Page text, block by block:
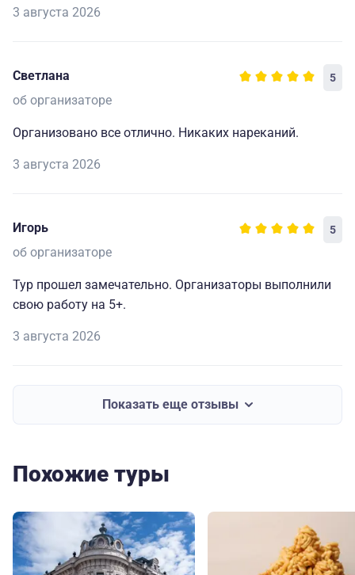
3 августа 2026
Светлана 5
об организаторе
Организовано все отлично. Никаких нареканий.
3 августа 2026
Игорь 5
об организаторе
Тур прошел замечательно. Организаторы выполнили
свою работу на 5+.
3 августа 2026
Показать еще отзывы
Похожие туры